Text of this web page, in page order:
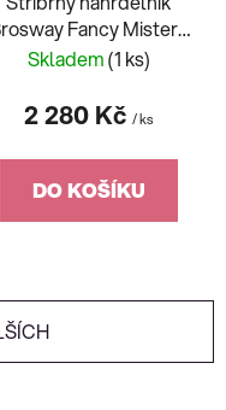
Fancy Mistery
Black FMB121
Skladem(1 ks)
2 280 Kč / ks
DO KOŠÍKU